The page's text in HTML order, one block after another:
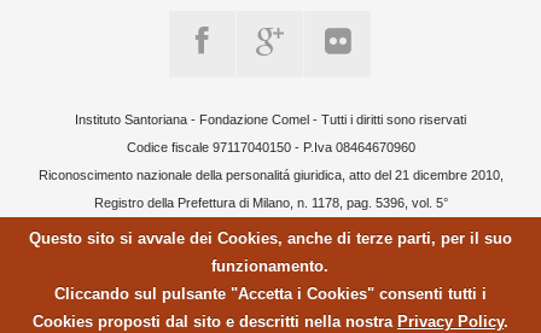
Instituto Santoriana - Fondazione Comel - Tutti i diritti sono riservati
Codice fiscale 97117040150 - P.Iva 08464670960
Riconoscimento nazionale della personalitá giuridica, atto del 21 dicembre 2010,
Registro della Prefettura di Milano, n. 1178, pag. 5396, vol. 5°
Questo sito si avvale dei Cookies, anche di terze parti, per il suo
funzionamento.
Cliccando sul pulsante "Accetta i Cookies" consenti tutti i
Cookies proposti dal sito e descritti nella nostra Privacy Policy.